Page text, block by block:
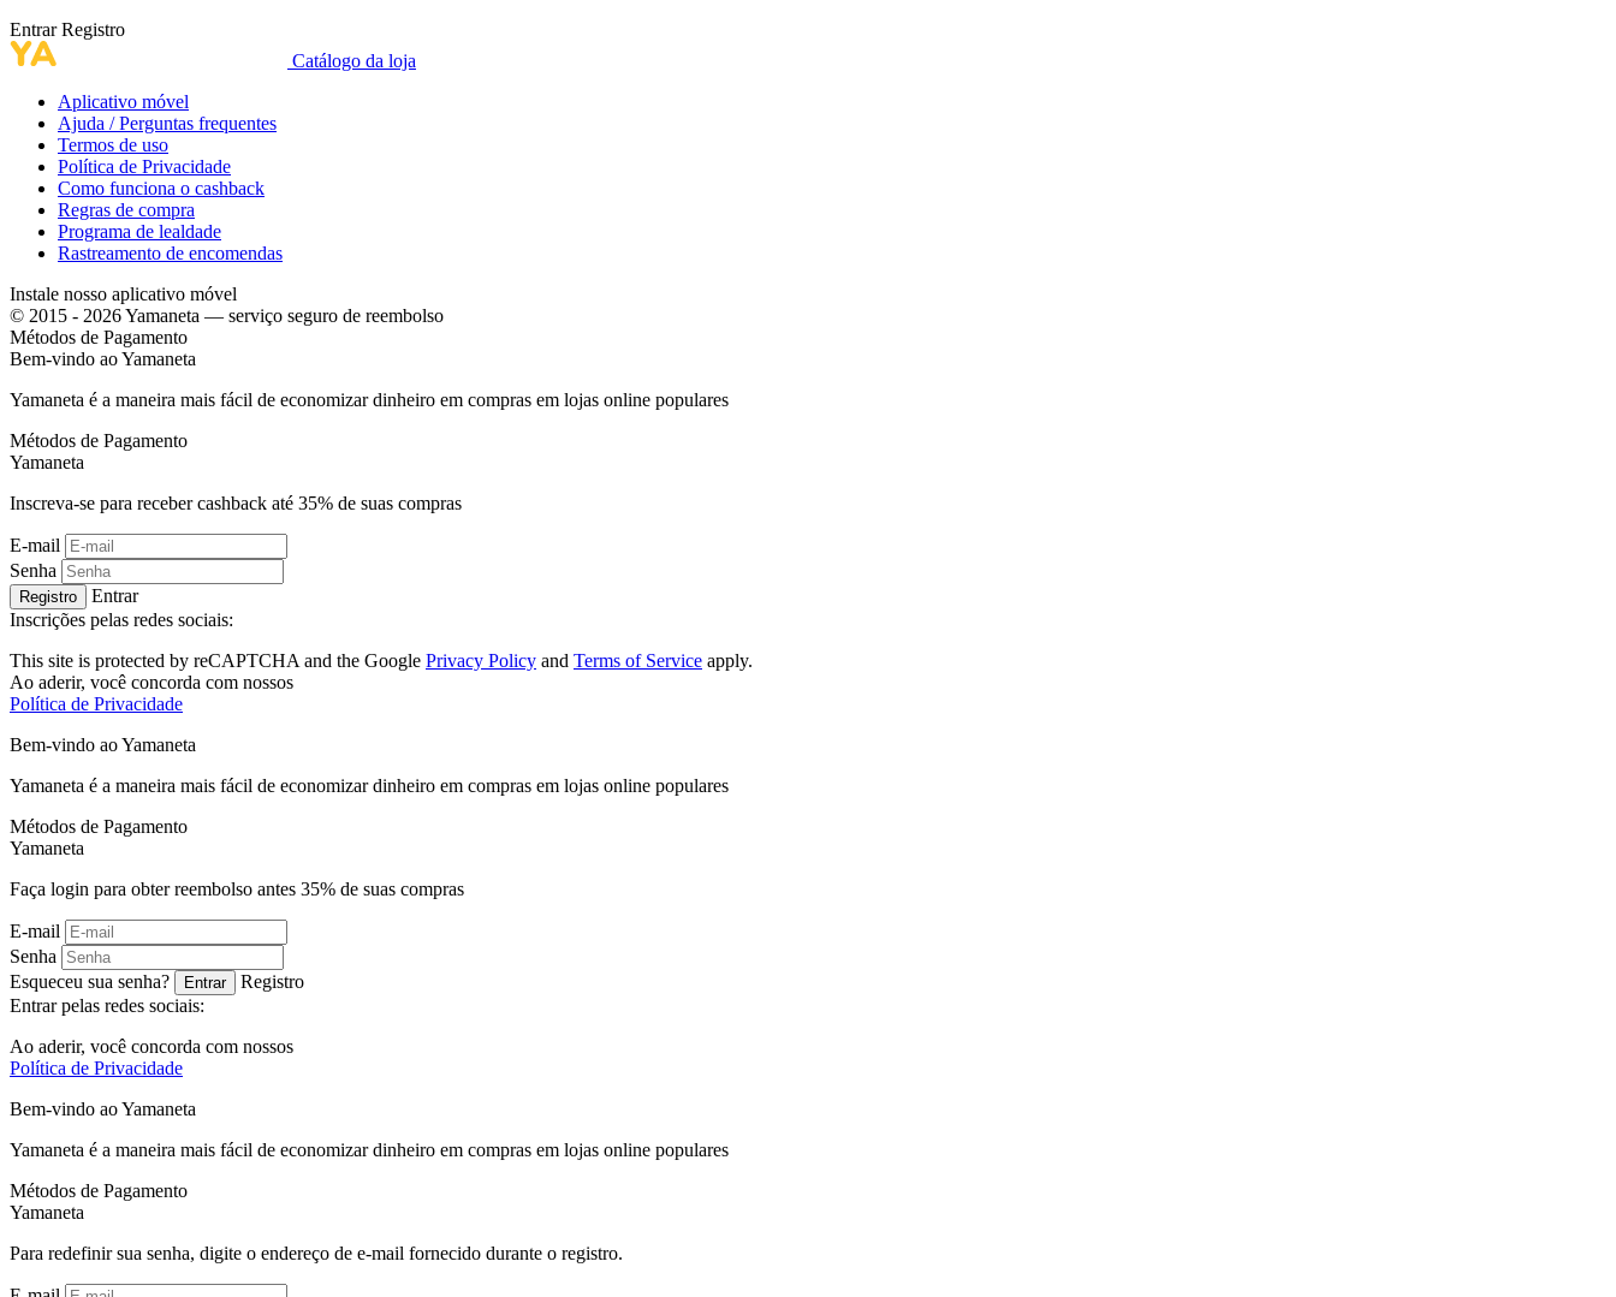
Entrar Registro
Catálogo da loja
Aplicativo móvel
Ajuda / Perguntas frequentes
Termos de uso
Política de Privacidade
Como funciona o cashback
Regras de compra
Programa de lealdade
Rastreamento de encomendas
Instale nosso aplicativo móvel
© 2015 - 2026 Yamaneta — serviço seguro de reembolso
Métodos de Pagamento
Bem-vindo aoYamaneta
Yamaneta é a maneira mais fácil de economizar dinheiro em compras em lojas online populares
Métodos de Pagamento
Yamaneta
Inscreva-se para receber cashback até 35% de suas compras
E-mail
Senha
Registro
Entrar
Inscrições pelas redes sociais:
This site is protected by reCAPTCHA and the Google Privacy Policy and Terms of Service apply.
Ao aderir, você concorda com nossos
Política de Privacidade
Bem-vindo aoYamaneta
Yamaneta é a maneira mais fácil de economizar dinheiro em compras em lojas online populares
Métodos de Pagamento
Yamaneta
Faça login para obter reembolso antes 35% de suas compras
E-mail
Senha
Esqueceu sua senha?
Entrar
Registro
Entrar pelas redes sociais:
Ao aderir, você concorda com nossos
Política de Privacidade
Bem-vindo aoYamaneta
Yamaneta é a maneira mais fácil de economizar dinheiro em compras em lojas online populares
Métodos de Pagamento
Yamaneta
Para redefinir sua senha, digite o endereço de e-mail fornecido durante o registro.